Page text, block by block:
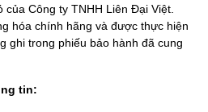
của Công ty TNHH Liên Đại Việt.
hóa chính hãng và được thực hiện
ghi trong phiếu bảo hành đã cung
tin: